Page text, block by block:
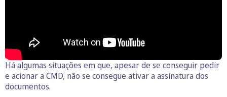
Há algumas situações em que, apesar de se conseguir pedir
e acionar a CMD, não se consegue ativar a assinatura dos
documentos.